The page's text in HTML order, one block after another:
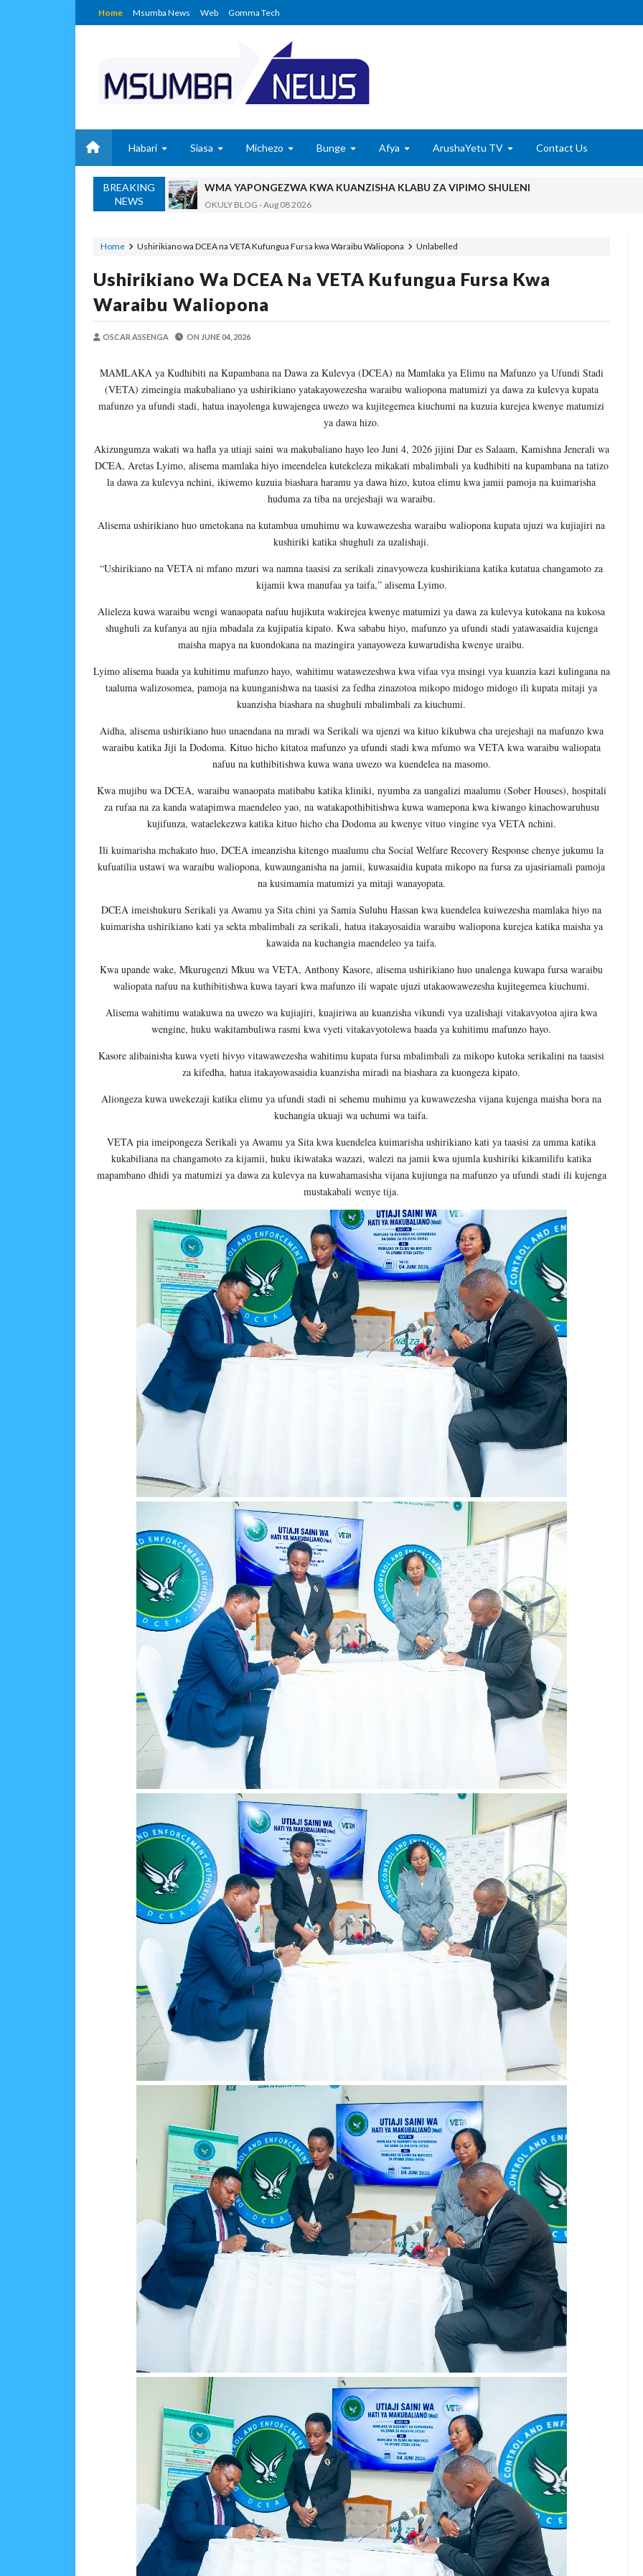
Home Msumba News Web Gomma Tech
Habari Siasa Michezo Bunge Afya ArushaYetu TV Contact Us
BREAKING
NEWS
WMA YAPONGEZWA KWA KUANZISHA KLABU ZA VIPIMO SHULENI
OKULY BLOG -Aug 08 2026
Aug 08 2026
MSUMBA-Aug 08 2026
Alex Sonna - Aug 08 2026
PROF. SHEMDOE AHAIDI TAMISEMI KUTEKELEZA KIKAMILIFU JUKUMU LA USIMAMIZI WA
MSUMBA Aug 08 2026
TPDC YARIDHISHWA NA MAENDELEO YA UJENZI WA PUMP STATION NAMBA 3-MRADI
Aug 07 2026
Alex Sonna-Aug 07 2026
MRADI WA KITUO CHA KUONGEZA MSUKUMO WA MAFUTA (PS3) MULEBA WAFIKIA
MGALU APONGEZA HATUA ZA SERIKALI KUHAMASISHA MATUMIZI YA NISHATI SAFI YA
MSUMBA-Aug 08 2026
Home Unlabelled
Ushirikiano wa DCEA na VETA Kufungua Fursa kwa Waraibu Waliopona
Ushirikiano Wa DCEA Na VETA Kufungua Fursa Kwa
Waraibu Waliopona
OSCAR ASSENGA ON JUNE 04, 2026
MAMLAKA ya Kudhibiti na Kupambana na Dawa za Kulevya (DCEA) na Mamlaka ya Elimu na Mafunzo ya Ufundi Stadi
(VETA) zimeingia makubaliano ya ushirikiano yatakayowezesha waraibu waliopona matumizi ya dawa za kulevya kupata
mafunzo ya ufundi stadi, hatua inayolenga kuwajengea uwezo wa kujitegemea kiuchumi na kuzuia kurejea kwenye matumizi
ya dawa hizo.
Akizungumza wakati wa hafla ya utiaji saini wa makubaliano hayo leo Juni 4, 2026 jijini Dar es Salaam, Kamishna Jenerali wa
DCEA, Aretas Lyimo, alisema mamlaka hiyo imeendelea kutekeleza mikakati mbalimbali ya kudhibiti na kupambana na tatizo
la dawa za kulevya nchini, ikiwemo kuzuia biashara haramu ya dawa hizo, kutoa elimu kwa jamii pamoja na kuimarisha
huduma za tiba na urejeshaji wa waraibu.
Alisema ushirikiano huo umetokana na kutambua umuhimu wa kuwawezesha waraibu waliopona kupata ujuzi wa kujiajiri na
kushiriki katika shughuli za uzalishaji.
“Ushirikiano na VETA ni mfano mzuri wa namna taasisi za serikali zinavyoweza kushirikiana katika kutatua changamoto za
kijamii kwa manufaa ya taifa,” alisema Lyimo.
Alieleza kuwa waraibu wengi wanaopata nafuu hujikuta wakirejea kwenye matumizi ya dawa za kulevya kutokana na kukosa
shughuli za kufanya au njia mbadala za kujipatia kipato. Kwa sababu hiyo, mafunzo ya ufundi stadi yatawasaidia kujenga
maisha mapya na kuondokana na mazingira yanayoweza kuwarudisha kwenye uraibu.
Lyimo alisema baada ya kuhitimu mafunzo hayo, wahitimu watawezeshwa kwa vifaa vya msingi vya kuanzia kazi kulingana na
taaluma walizosomea, pamoja na kuunganishwa na taasisi za fedha zinazotoa mikopo midogo midogo ili kupata mitaji ya
kuanzisha biashara na shughuli mbalimbali za kiuchumi.
Aidha, alisema ushirikiano huo unaendana na mradi wa Serikali wa ujenzi wa kituo kikubwa cha urejeshaji na mafunzo kwa
waraibu katika Jiji laDodoma. Kituo hicho kitatoa mafunzo ya ufundi stadi kwa mfumo wa VETA kwa waraibu waliopata
nafuu na kuthibitishwa kuwa wana uwezo wa kuendelea na masomo.
Kwa mujibu wa DCEA, waraibu wanaopata matibabu katika kliniki, nyumba za uangalizi maalumu (Sober Houses), hospitali
za rufaa na za kanda watapimwa maendeleo yao, na watakapothibitishwa kuwa wamepona kwa kiwango kinachowaruhusu
kujifunza, wataelekezwa katika kituo hicho cha Dodoma au kwenye vituo vingine vya VETA nchini.
Ili kuimarisha mchakato huo, DCEA imeanzisha kitengo maalumu cha Social Welfare Recovery Response chenye jukumu la
kufuatilia ustawi wa waraibu waliopona, kuwaunganisha na jamii, kuwasaidia kupata mikopo na fursa za ujasiriamali pamoja
na kusimamia matumizi ya mitaji wanayopata.
DCEA imeishukuru Serikali ya Awamu ya Sita chini yaSamia Suluhu Hassan kwa kuendelea kuiwezesha mamlaka hiyo na
kuimarisha ushirikiano kati ya sekta mbalimbali za serikali, hatua itakayosaidia waraibu waliopona kurejea katika maisha ya
kawaida na kuchangia maendeleo ya taifa.
Kwa upande wake, Mkurugenzi Mkuu wa VETA,Anthony Kasore, alisema ushirikiano huo unalenga kuwapa fursa waraibu
waliopata nafuu na kuthibitishwa kuwa tayari kwa mafunzo ili wapate ujuzi utakaowawezesha kujitegemea kiuchumi.
Alisema wahitimu watakuwa na uwezo wa kujiajiri, kuajiriwa au kuanzisha vikundi vya uzalishaji vitakavyotoa ajira kwa
wengine, huku wakitambuliwa rasmi kwa vyeti vitakavyotolewa baada ya kuhitimu mafunzo hayo.
Kasore alibainisha kuwa vyeti hivyo vitawawezesha wahitimu kupata fursa mbalimbali za mikopo kutoka serikalini na taasisi
za kifedha, hatua itakayowasaidia kuanzisha miradi na biashara za kuongeza kipato.
Aliongeza kuwa uwekezaji katika elimu ya ufundi stadi ni sehemu muhimu ya kuwawezesha vijana kujenga maisha bora na
kuchangia ukuaji wa uchumi wa taifa.
VETA pia imeipongeza Serikali ya Awamu ya Sita kwa kuendelea kuimarisha ushirikiano kati ya taasisi za umma katika
kukabiliana na changamoto za kijamii, huku ikiwataka wazazi, walezi na jamii kwa ujumla kushiriki kikamilifu katika
mapambano dhidi ya matumizi ya dawa za kulevya na kuwahamasisha vijana kujiunga na mafunzo ya ufundi stadi ili kujenga
mustakabali wenye tija.